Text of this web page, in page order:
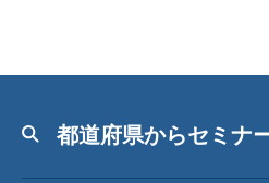
都道府県からセミナ